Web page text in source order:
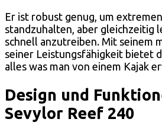
Er ist robust genug, um
standzuhalten, aber gleichzeitig
schnell anzutreiben. Mit seinem
seiner Leistungsfähigkeit bietet
alles was man von einem Kajak
Design und
Sevylor Reef 240